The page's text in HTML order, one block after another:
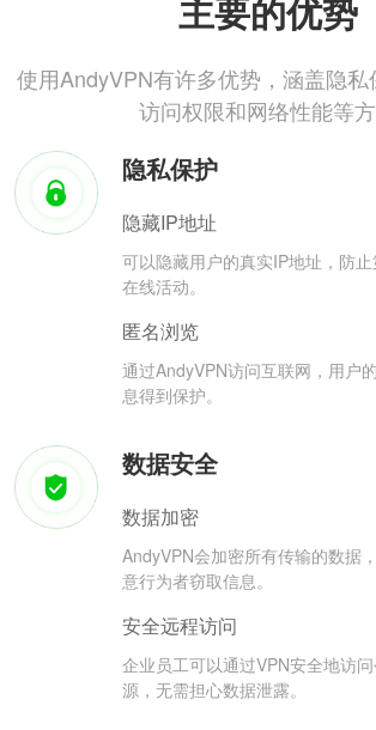
主要的优势
使用AndyVPN有许多优势，涵盖隐私
访问权限和网络性能等
隐私保护
隐藏IP地址
可以隐藏用户的真实IP地址，防
在线活动。
匿名浏览
通过AndyVPN访问互联网，用户
息得到保护。
数据安全
数据加密
AndyVPN会加密所有传输的数据
意行为者窃取信息。
安全远程访问
企业员工可以通过VPN安全地访
源，无需担心数据泄露。